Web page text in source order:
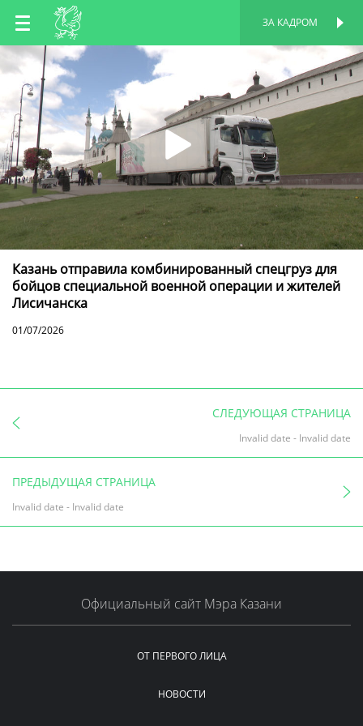
RU
TT
ЗА КАДРОМ
Казань отправила комбинированный спецгруз для
бойцов специальной военной операции и жителей
Лисичанска
01/07/2026
СЛЕДУЮЩАЯ СТРАНИЦА
Invalid date - Invalid date
ПРЕДЫДУЩАЯ СТРАНИЦА
Invalid date - Invalid date
Официальный сайт Мэра Казани
ОТ ПЕРВОГО ЛИЦА
НОВОСТИ
ПЕРСОНАЛЬНАЯ
СТРАНИЦА